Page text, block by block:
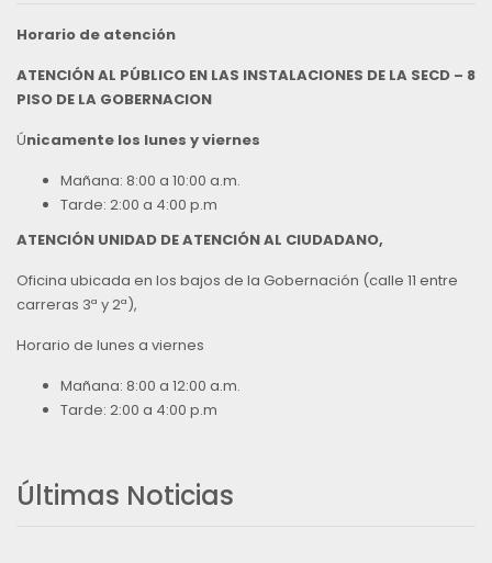
Horario de atención
ATENCIÓN AL PÚBLICO EN LAS INSTALACIONES DE LA SECD – 8
PISO DE LA GOBERNACION
Únicamente los lunes y viernes
Mañana: 8:00 a 10:00 a.m.
Tarde: 2:00 a 4:00 p.m
ATENCIÓN UNIDAD DE ATENCIÓN AL CIUDADANO,
Oficina ubicada en los bajos de la Gobernación (calle 11 entre
carreras 3ª y 2ª),
Horario de lunes a viernes
Mañana: 8:00 a 12:00 a.m.
Tarde: 2:00 a 4:00 p.m
Últimas Noticias